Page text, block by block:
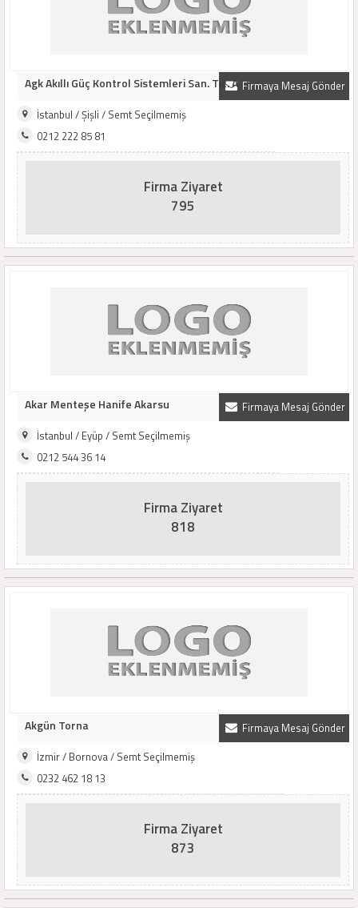
Firmaya Mesaj Gönder
Agk Akıllı Güç Kontrol Sistemleri San. Tic. A..
İstanbul / Şişli / Semt Seçilmemiş
0212 222 85 81
Firma Ziyaret
795
Firmaya Mesaj Gönder
Akar Menteşe Hanife Akarsu
İstanbul / Eyüp / Semt Seçilmemiş
0212 544 36 14
Firma Ziyaret
818
Firmaya Mesaj Gönder
Akgün Torna
İzmir / Bornova / Semt Seçilmemiş
0232 462 18 13
Firma Ziyaret
873